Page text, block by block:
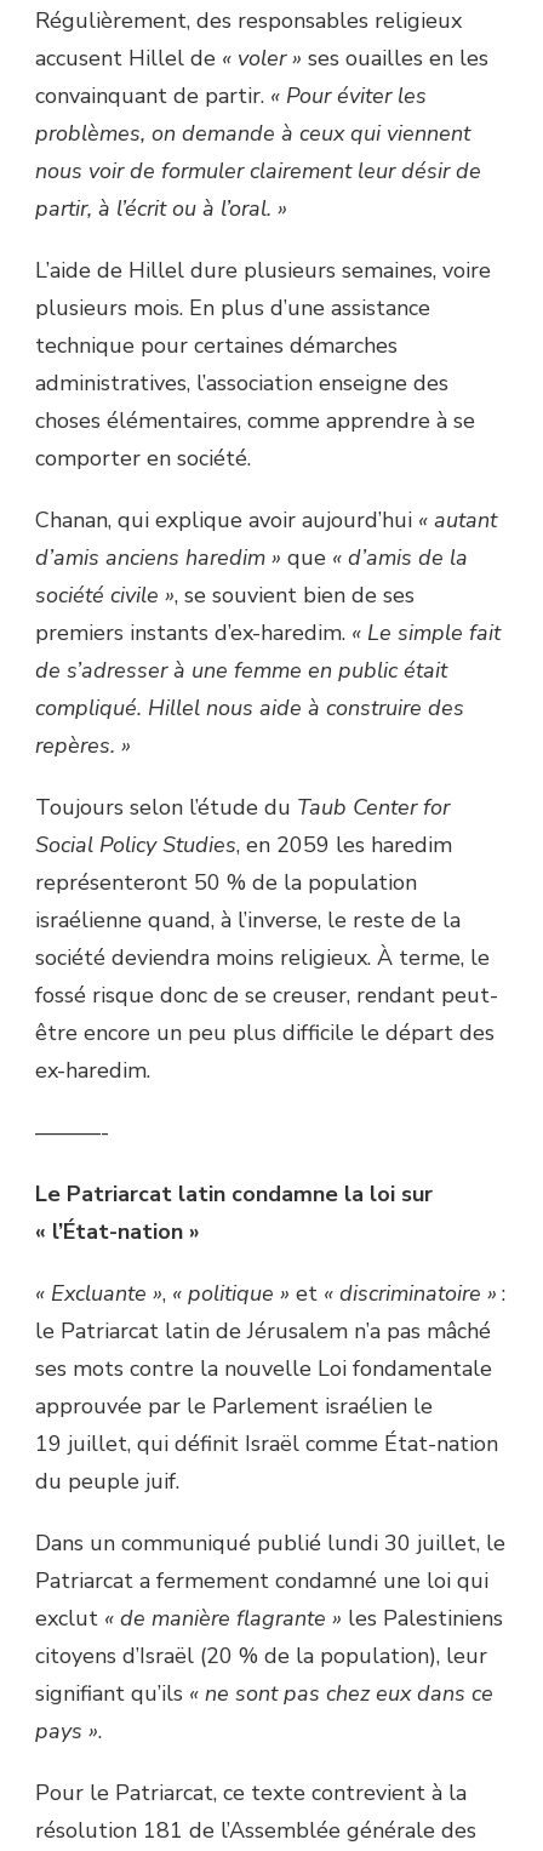
Régulièrement, des responsables religieux
accusent Hillel de « voler » ses ouailles en les
convainquant de partir. « Pour éviter les
problèmes, on demande à ceux qui viennent
nous voir de formuler clairement leur désir de
partir, à l’écrit ou à l’oral. »
L’aide de Hillel dure plusieurs semaines, voire
plusieurs mois. En plus d’une assistance
technique pour certaines démarches
administratives, l’association enseigne des
choses élémentaires, comme apprendre à se
comporter en société.
Chanan, qui explique avoir aujourd’hui « autant
d’amis anciens haredim » que « d’amis de la
société civile », se souvient bien de ses
premiers instants d’ex-haredim. « Le simple fait
de s’adresser à une femme en public était
compliqué. Hillel nous aide à construire des
repères. »
Toujours selon l’étude du Taub Center for
Social Policy Studies, en 2059 les haredim
représenteront 50 % de la population
israélienne quand, à l’inverse, le reste de la
société deviendra moins religieux. À terme, le
fossé risque donc de se creuser, rendant peut-
être encore un peu plus difficile le départ des
ex-haredim.
––––––-
Le Patriarcat latin condamne la loi sur
« l’État-nation »
« Excluante », « politique » et « discriminatoire » :
le Patriarcat latin de Jérusalem n’a pas mâché
ses mots contre la nouvelle Loi fondamentale
approuvée par le Parlement israélien le
19 juillet, qui définit Israël comme État-nation
du peuple juif.
Dans un communiqué publié lundi 30 juillet, le
Patriarcat a fermement condamné une loi qui
exclut « de manière flagrante » les Palestiniens
citoyens d’Israël (20 % de la population), leur
signifiant qu’ils « ne sont pas chez eux dans ce
pays ».
Pour le Patriarcat, ce texte contrevient à la
résolution 181 de l’Assemblée générale des